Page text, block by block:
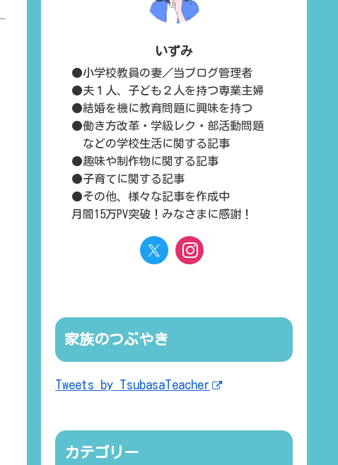
いずみ
●小学校教員の妻／当ブログ管理者
●夫１人、子ども２人を持つ専業主婦
●結婚を機に教育問題に興味を持つ
●働き方改革・学級レク・部活動問題
などの学校生活に関する記事
●趣味や制作物に関する記事
●子育てに関する記事
●その他、様々な記事を作成中
月間15万PV突破！みなさまに感謝！
家族のつぶやき
Tweets by TsubasaTeacher
カテゴリー